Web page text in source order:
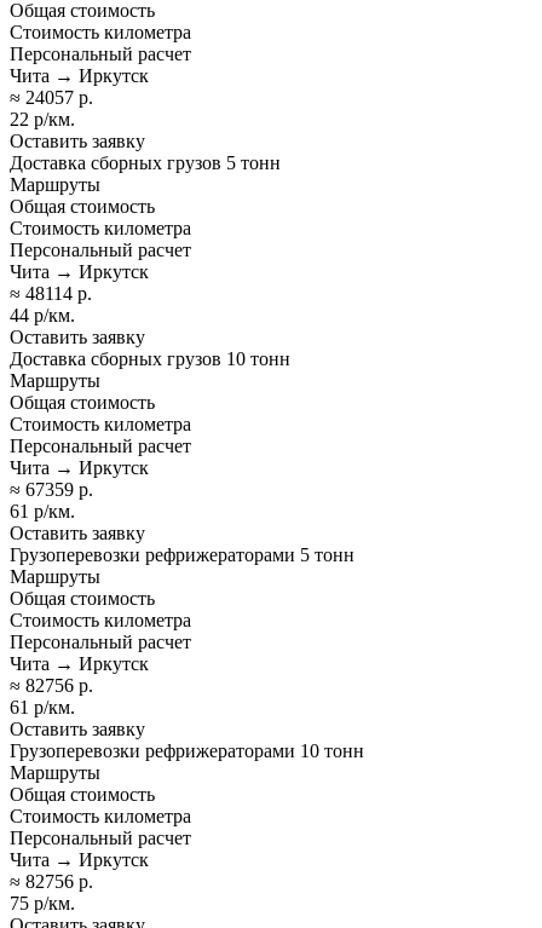
Общая стоимость
Стоимость километра
Персональный расчет
Чита → Иркутск
≈ 24057 р.
22 р/км.
Оставить заявку
Доставка сборных грузов 5 тонн
Маршруты
Общая стоимость
Стоимость километра
Персональный расчет
Чита → Иркутск
≈ 48114 р.
44 р/км.
Оставить заявку
Доставка сборных грузов 10 тонн
Маршруты
Общая стоимость
Стоимость километра
Персональный расчет
Чита → Иркутск
≈ 67359 р.
61 р/км.
Оставить заявку
Грузоперевозки рефрижераторами 5 тонн
Маршруты
Общая стоимость
Стоимость километра
Персональный расчет
Чита → Иркутск
≈ 82756 р.
61 р/км.
Оставить заявку
Грузоперевозки рефрижераторами 10 тонн
Маршруты
Общая стоимость
Стоимость километра
Персональный расчет
Чита → Иркутск
≈ 82756 р.
75 р/км.